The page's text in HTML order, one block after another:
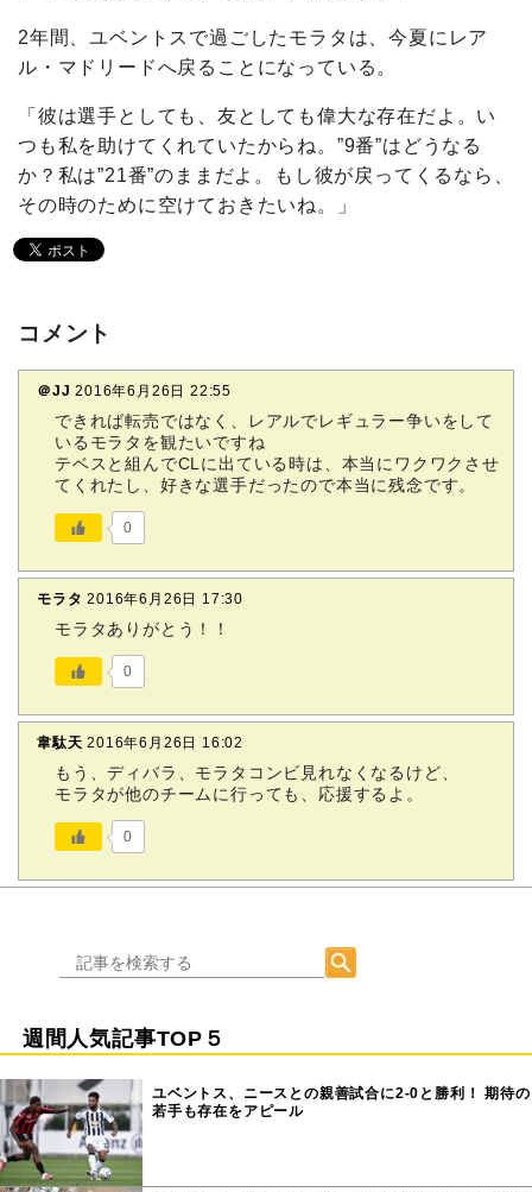
2年間、ユベントスで過ごしたモラタは、今夏にレア
ル・マドリードへ戻ることになっている。
「彼は選手としても、友としても偉大な存在だよ。い
つも私を助けてくれていたからね。”9番”はどうなる
か？私は”21番”のままだよ。もし彼が戻ってくるなら、
その時のために空けておきたいね。」
コメント
＠JJ 2016年6月26日 22:55
できれば転売ではなく、レアルでレギュラー争いをして
いるモラタを観たいですね
テベスと組んでCLに出ている時は、本当にワクワクさせ
てくれたし、好きな選手だったので本当に残念です。
0
モラタ 2016年6月26日 17:30
モラタありがとう！！
0
韋駄天 2016年6月26日 16:02
もう、ディバラ、モラタコンビ見れなくなるけど、
モラタが他のチームに行っても、応援するよ。
0
週間人気記事TOP５
ユベントス、ニースとの親善試合に2-0と勝利！ 期待の
若手も存在をアピール